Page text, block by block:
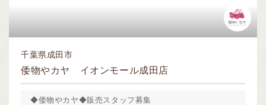
千葉県成田市
倭物やカヤ イオンモール成田店
◆倭物やカヤ◆販売スタッフ募集